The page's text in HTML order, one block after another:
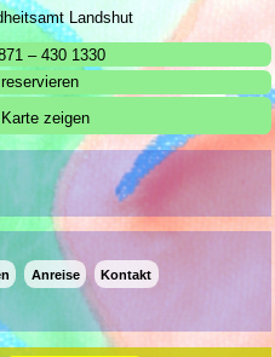
Landshut
– 430 1330
zeigen
Anreise Kontakt